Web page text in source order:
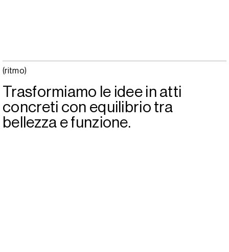
(ritmo)
Trasformiamo le idee in atti
concreti con equilibrio tra
bellezza e funzione.